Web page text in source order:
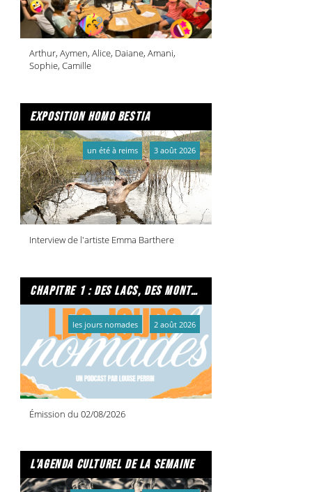
Arthur, Aymen, Alice, Daiane, Amani,
Sophie, Camille
exposition homo bestia
Interview de l'artiste Emma Barthere
un été à reims 3 août 2026
chapitre 1 : des lacs, des montagnes et due caffe per favore
Émission du 02/08/2026
les jours nomades 2 août 2026
l'agenda culturel de la semaine